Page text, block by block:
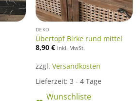
DEKO
Übertopf Birke rund mittel
8,90 € inkl. MwSt.
zzgl. Versandkosten
Lieferzeit: 3 - 4 Tage
Wunschliste